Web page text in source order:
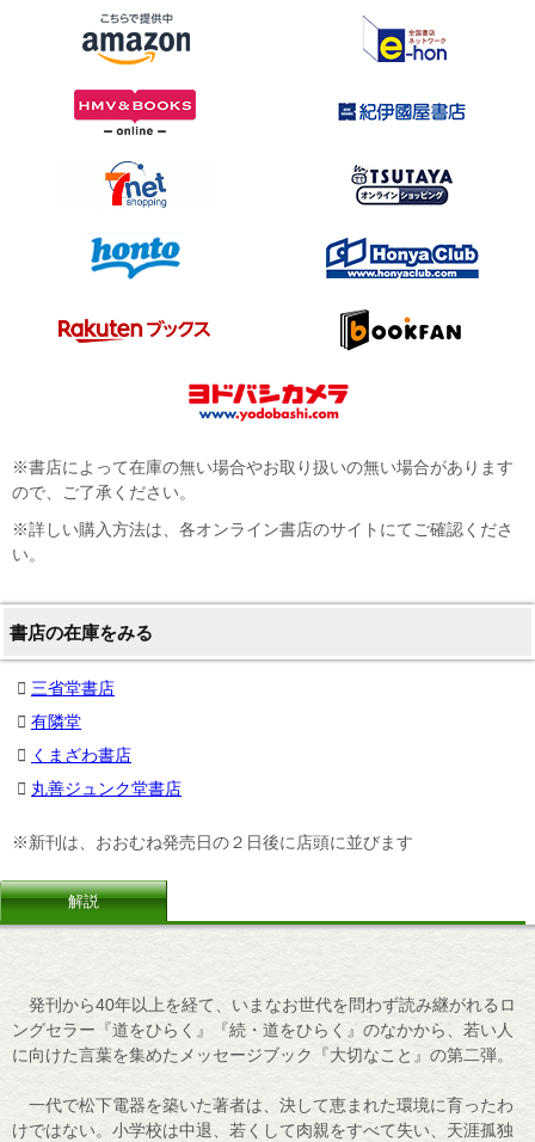
※書店によって在庫の無い場合やお取り扱いの無い場合があります
ので、ご了承ください。
※詳しい購入方法は、各オンライン書店のサイトにてご確認くださ
い。
書店の在庫をみる
三省堂書店
有隣堂
くまざわ書店
丸善ジュンク堂書店
※新刊は、おおむね発売日の２日後に店頭に並びます
解説
発刊から40年以上を経て、いまなお世代を問わず読み継がれるロ
ングセラー『道をひらく』『続・道をひらく』のなかから、若い人
に向けた言葉を集めたメッセージブック『大切なこと』の第二弾。
一代で松下電器を築いた著者は、決して恵まれた環境に育ったわ
けではない。小学校は中退、若くして肉親をすべて失い、天涯孤独